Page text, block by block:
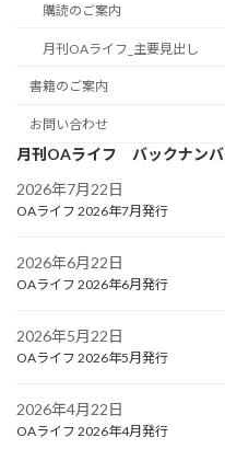
購読のご案内
月刊OAライフ_主要見出し
書籍のご案内
お問い合わせ
月刊OAライフ バックナン
2026年7月22日
OAライフ 2026年7月発行
2026年6月22日
OAライフ 2026年6月発行
2026年5月22日
OAライフ 2026年5月発行
2026年4月22日
OAライフ 2026年4月発行